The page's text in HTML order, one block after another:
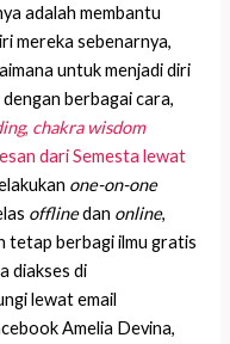
adalah membantu
mereka sebenarnya,
untuk menjadi diri
berbagai cara,
, chakra wisdom
dari Semesta lewat
one-on-one
offlinedan online,
tetap berbagi ilmu gratis
diakses di
lewat email
Amelia Devina,